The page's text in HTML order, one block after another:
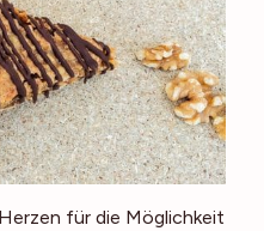
für die Möglichkeit